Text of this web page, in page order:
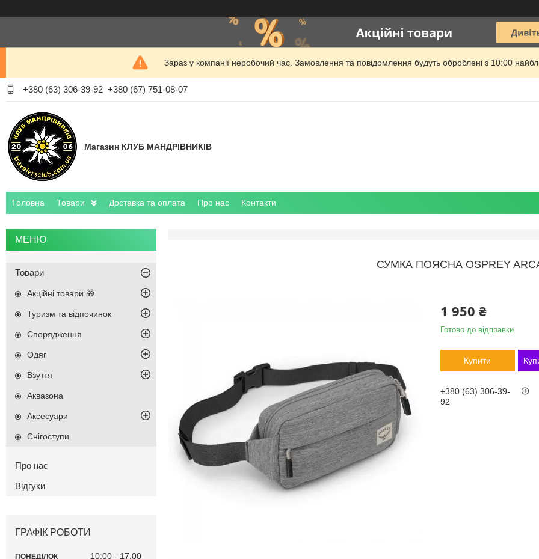
Зараз у компанії неробочий час. Замовлення та повідомлення будуть оброблені з 10:00
+380 (63) 306-39-92 +380 (67) 751-08-07
Магазин КЛУБ МАНДРІВНИКІВ
Головна Товари Доставка та оплата Про нас Контакти
СУМКА ПОЯСНА OSPREY
1 950 ₴
Готово до відправки
Купити
+380 (63) 306-39-
92
Товари
Акційні товари 🎁
Туризм та відпочинок
Спорядження
Одяг
Взуття
Аквазона
Аксесуари
Снігоступи
Про нас
Відгуки
ГРАФІК РОБОТИ
ПОНЕДІЛОК 10:00 17:00